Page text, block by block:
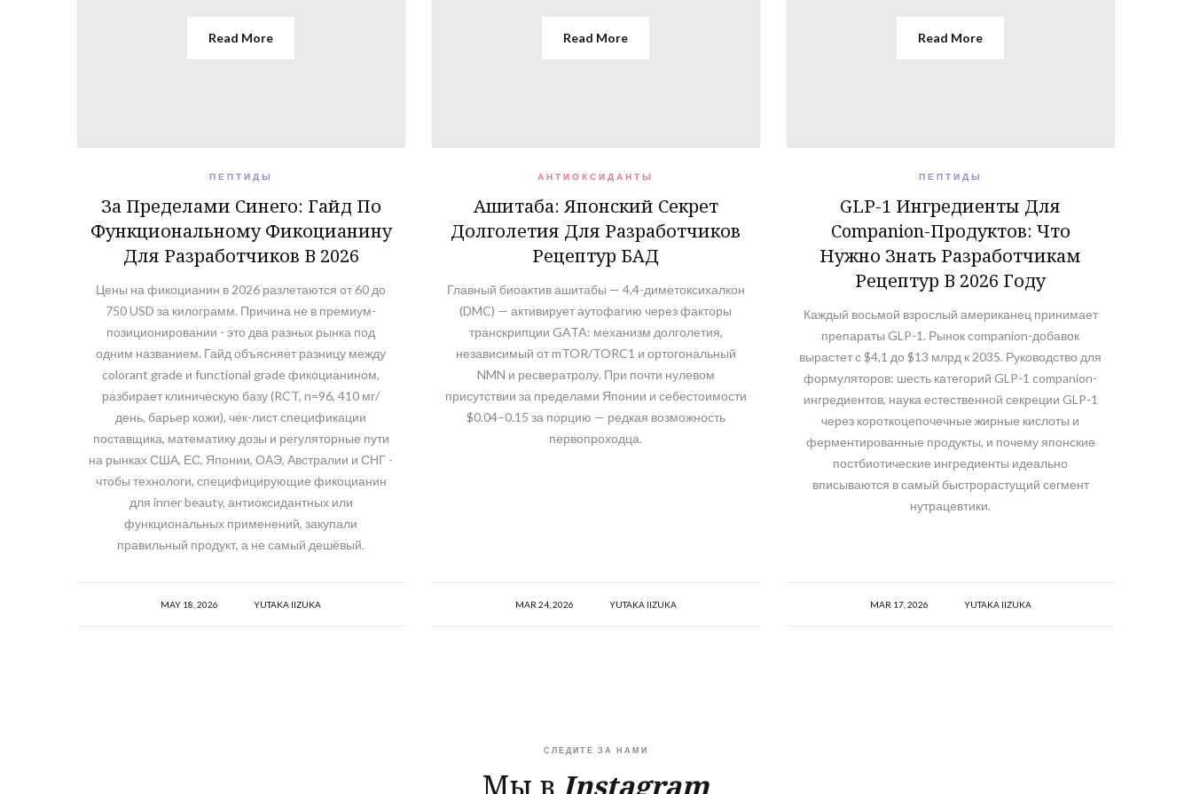
Read More
ПЕПТИДЫ
За Пределами Синего: Гайд По
Функциональному Фикоцианину
Для Разработчиков В 2026
Цены на фикоцианин в 2026 разлетаются от 60 до
750 USD за килограмм. Причина не в премиум-
позиционировании - это два разных рынка под
одним названием. Гайд объясняет разницу между
colorant grade и functional grade фикоцианином,
разбирает клиническую базу (RCT, n=96, 410 мг/
день, барьер кожи), чек-лист спецификации
поставщика, математику дозы и регуляторные пути
на рынках США, ЕС, Японии, ОАЭ, Австралии и СНГ -
чтобы технологи, специфицирующие фикоцианин
для inner beauty, антиоксидантных или
функциональных применений, закупали
правильный продукт, а не самый дешёвый.
MAY 18, 2026 YUTAKA IIZUKA
Read More
АНТИОКСИДАНТЫ
Ашитаба: Японский Секрет
Долголетия Для Разработчиков
Рецептур БАД
Главный биоактив ашитабы — 4,4-диметоксихалкон
(DMC) — активирует аутофагию через факторы
транскрипции GATA: механизм долголетия,
независимый от mTOR/TORC1 и ортогональный
NMN и ресвератролу. При почти нулевом
присутствии за пределами Японии и себестоимости
$0.04–0.15 за порцию — редкая возможность
первопроходца.
MAR 24, 2026 YUTAKA IIZUKA
Read More
ПЕПТИДЫ
GLP-1 Ингредиенты Для
Companion-Продуктов: Что
Нужно Знать Разработчикам
Рецептур В 2026 Году
Каждый восьмой взрослый американец принимает
препараты GLP-1. Рынок companion-добавок
вырастет с $4,1 до $13 млрд к 2035. Руководство для
формуляторов: шесть категорий GLP-1 companion-
ингредиентов, наука естественной секреции GLP-1
через короткоцепочечные жирные кислоты и
ферментированные продукты, и почему японские
постбиотические ингредиенты идеально
вписываются в самый быстрорастущий сегмент
нутрацевтики.
MAR 17, 2026 YUTAKA IIZUKA
СЛЕДИТЕ ЗА НАМИ
Мы в Instagram